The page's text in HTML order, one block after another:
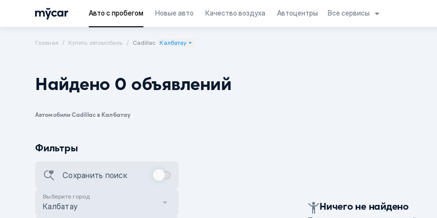
Авто с пробегом Новые авто Качество воздуха Автоцентры Все сервисы
Главная Купить автомобиль Cadillac Калбатау
Найдено 0 объявлений
Автомобили Cadillac в Калбатау
Фильтры
Сохранить поиск
Выберите город
Калбатау Ничего не найдено